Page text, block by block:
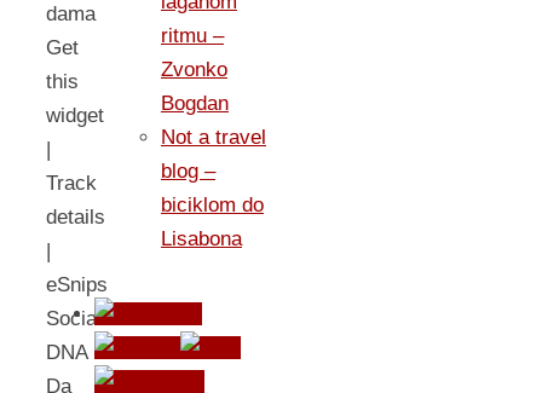
dama
Get
this
widget
|
Track
details
|
eSnips
Social
DNA
Da
ritmu –
Zvonko
Bogdan
Not a travel
blog –
biciklom do
Lisabona